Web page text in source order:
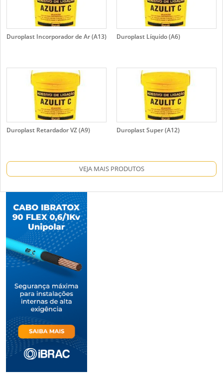
Duroplast Incorporador de Ar (A13) Duroplast Líquido (A6)
Duroplast Retardador VZ (A9) Duroplast Super (A12)
VEJA MAIS PRODUTOS